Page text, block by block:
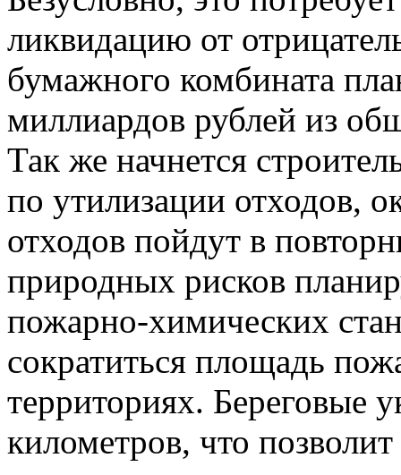
ликвидацию от
бумажного комбината
миллиардов рублей из
Так же начнется
по утилизации отходов,
отходов пойдут в
природных рисков
пожарно-химических
сократиться площадь
территориях. Береговые
километров, что